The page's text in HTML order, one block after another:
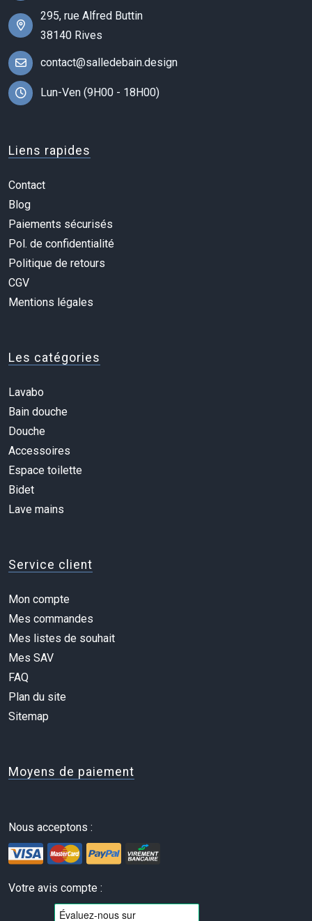
295, rue Alfred Buttin
38140 Rives
contact@salledebain.design
Lun-Ven (9H00 - 18H00)
Liens rapides
Contact
Blog
Paiements sécurisés
Pol. de confidentialité
Politique de retours
CGV
Mentions légales
Les catégories
Lavabo
Bain douche
Douche
Accessoires
Espace toilette
Bidet
Lave mains
Service client
Mon compte
Mes commandes
Mes listes de souhait
Mes SAV
FAQ
Plan du site
Sitemap
Moyens de paiement
Nous acceptons :
Votre avis compte :